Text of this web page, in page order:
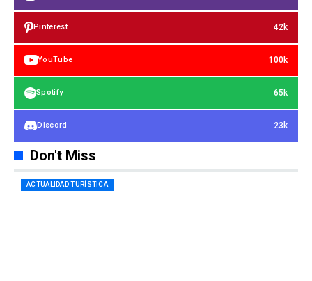
Pinterest 42k
YouTube 100k
Spotify 65k
Discord 23k
Don't Miss
ACTUALIDAD TURÍSTICA